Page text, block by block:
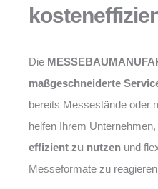
Die
maßgeschneiderte
bereits Messestände oder
helfen Ihrem Unternehmen,
effizient zu nutzen und
Messeformate zu